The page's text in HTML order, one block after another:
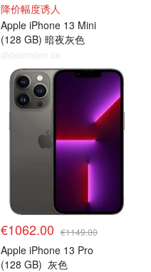
降价幅度诱人
Apple iPhone 13 Mini
(128 GB) 暗夜灰色
@dealmoon.de
€1062.00 €1149.00
Apple iPhone 13 Pro
(128 GB) 灰色